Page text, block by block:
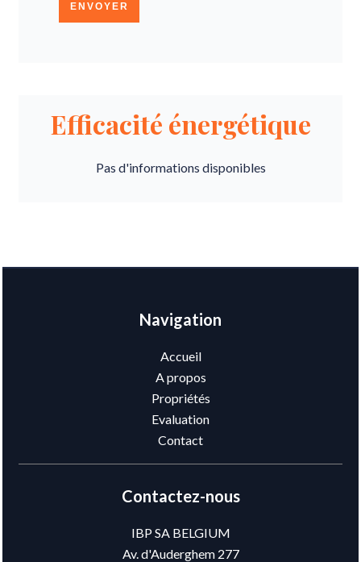
ENVOYER
Efficacité énergétique
Pas d'informations disponibles
Navigation
Accueil
A propos
Propriétés
Evaluation
Contact
Contactez-nous
IBP SA BELGIUM
Av. d'Auderghem 277